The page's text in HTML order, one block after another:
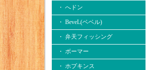
・ へドン
・ BeveL(ベベル)
・ 弁天フィッシング
・ ボーマー
・ ホプキンス